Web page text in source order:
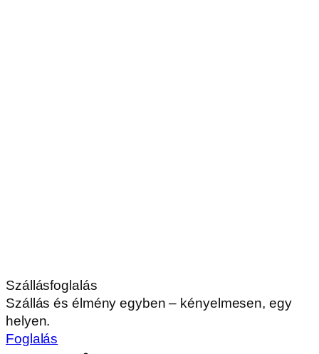
Szállásfoglalás
Szállás és élmény egyben – kényelmesen, egy
helyen.
Foglalás